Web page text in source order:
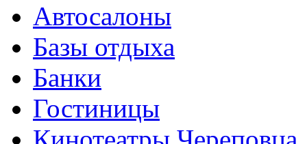
Автосалоны
Базы отдыха
Банки
Гостиницы